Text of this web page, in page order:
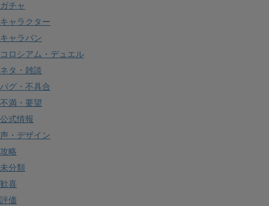
ガチャ
キャラクター
キャラバン
コロシアム・デュエル
ネタ・雑談
バグ・不具合
不満・要望
公式情報
声・デザイン
攻略
未分類
歓喜
評価